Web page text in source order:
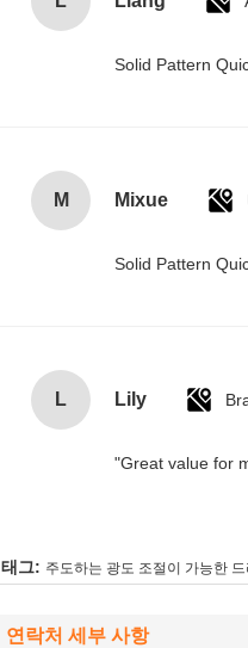
Solid Pattern
M Mixue
Solid Pattern
L Lily
"Great value for
태그: 주도하는 광도 조절이 가능한 드
연락처 세부 사항